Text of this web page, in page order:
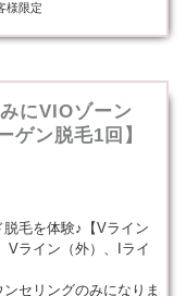
様限定
にVIOゾーン
ン脱毛1回】
毛を体験♪【Vライン
Vライン（外）、Iライ
セリングのみになりま